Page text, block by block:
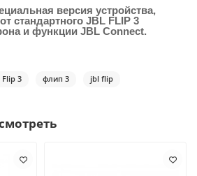
версия устройства,
стандартного JBL FLIP 3
и функции JBL Connect.
Flip 3 флип 3 jbl flip